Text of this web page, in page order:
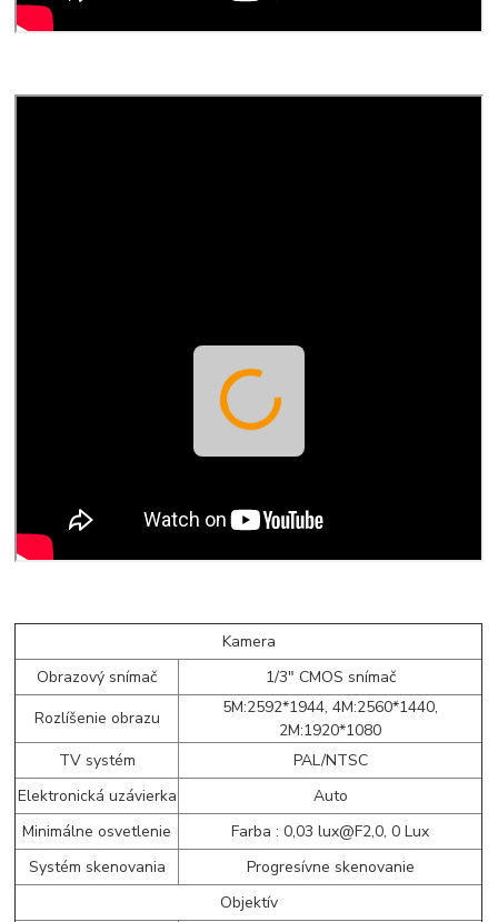
Kamera
Obrazový snímač
1/3" CMOS snímač
Rozlíšenie obrazu
5M:2592*1944, 4M:2560*1440,
2M:1920*1080
TV systém
PAL/NTSC
Elektronická uzávierka
Auto
Minimálne osvetlenie
Farba : 0,03 lux@F2,0, 0 Lux
Systém skenovania
Progresívne skenovanie
Objektív